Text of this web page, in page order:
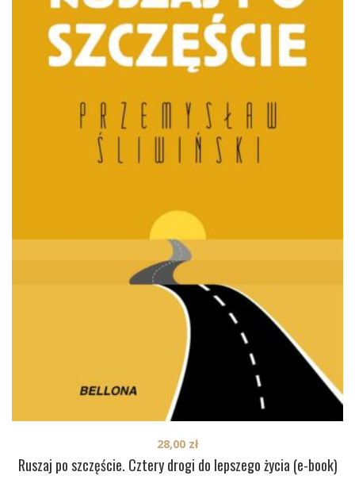
Ruszaj po szczęście. Cztery drogi do lepszego życia (e-book)
28,00 zł